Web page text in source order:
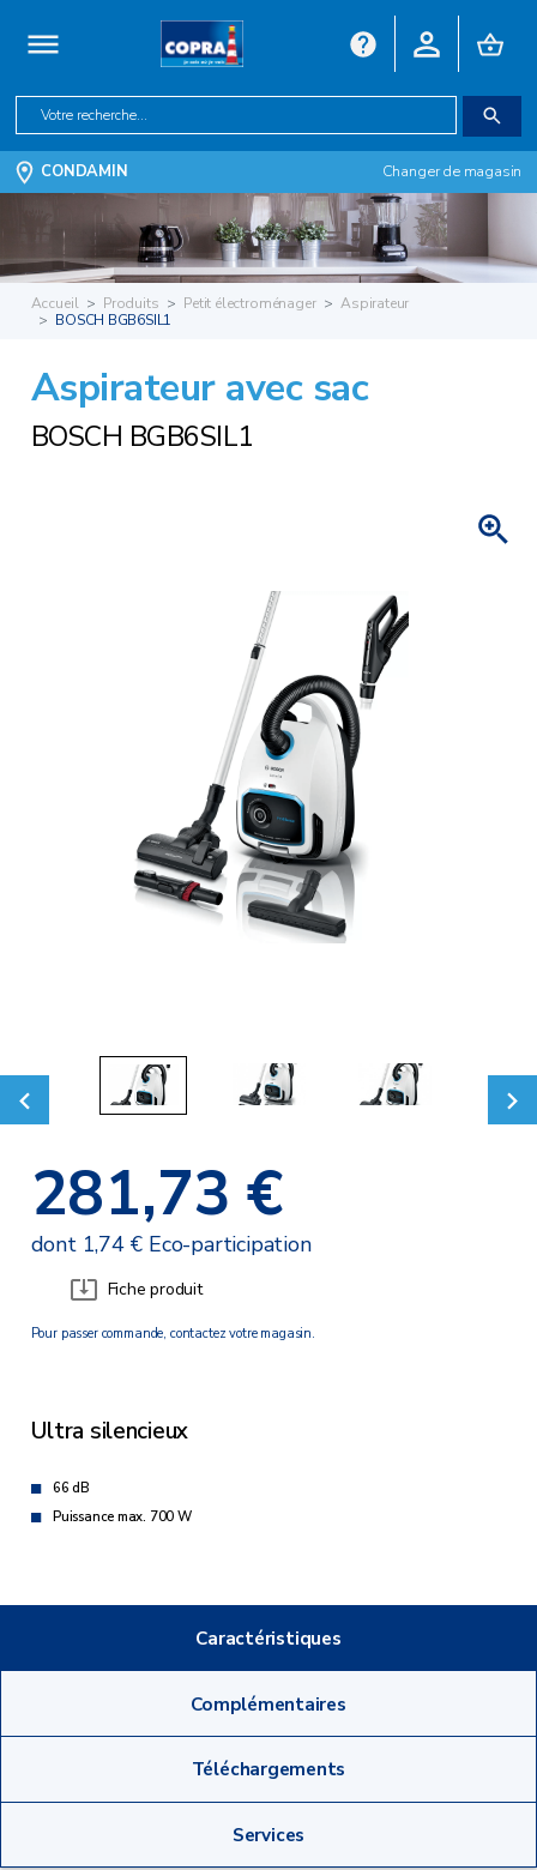
CONDAMIN Changer de magasin
Accueil Produits Petit électroménager
Aspirateur
BOSCH BGB6SIL1
Aspirateur avec sac
BOSCH BGB6SIL1
281,73 €
dont 1,74 € Eco-participation
Fiche produit
Pour passer commande, contactez votre magasin.
Ultra silencieux
66 dB
Puissance max. 700 W
Caractéristiques
Complémentaires
Téléchargements
Services